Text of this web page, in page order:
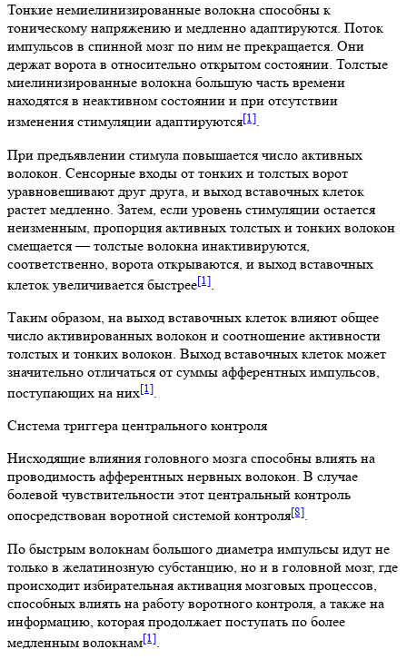
Тонкие немиелинизированные волокна способны к
тоническому напряжению и медленно адаптируются. Поток
импульсов в спинной мозг по ним не прекращается. Они
держат ворота в относительно открытом состоянии. Толстые
миелинизированные волокна большую часть времени
находятся в неактивном состоянии и при отсутствии
изменения стимуляции адаптируются[1].
При предъявлении стимула повышается число активных
волокон. Сенсорные входы от тонких и толстых ворот
уравновешивают друг друга, и выход вставочных клеток
растет медленно. Затем, если уровень стимуляции остается
неизменным, пропорция активных толстых и тонких волокон
смещается — толстые волокна инактивируются,
соответственно, ворота открываются, и выход вставочных
клеток увеличивается быстрее[1].
Таким образом, на выход вставочных клеток влияют общее
число активированных волокон и соотношение активности
толстых и тонких волокон. Выход вставочных клеток может
значительно отличаться от суммы афферентных импульсов,
поступающих на них[1].
Система триггера центрального контроля
Нисходящие влияния головного мозга способны влиять на
проводимость афферентных нервных волокон. В случае
болевой чувствительности этот центральный контроль
опосредствован воротной системой контроля[8].
По быстрым волокнам большого диаметра импульсы идут не
только в желатинозную субстанцию, но и в головной мозг, где
происходит избирательная активация мозговых процессов,
способных влиять на работу воротного контроля, а также на
информацию, которая продолжает поступать по более
медленным волокнам[1].